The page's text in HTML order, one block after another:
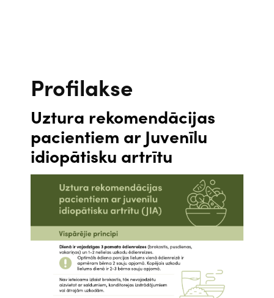
Profilakse
Uztura rekomendācijas
pacientiem ar Juvenīlu
idiopātisku artrītu
Attēls